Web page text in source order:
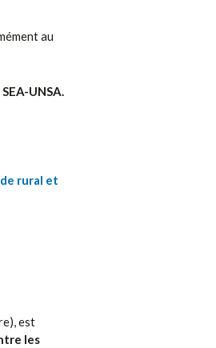
au
UNSA.
rural et
est
les